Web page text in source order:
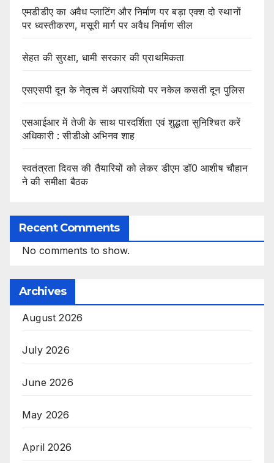
एमडीडीए का अवैध प्लाटिंग और निर्माण पर बड़ा एक्श दो स्थानों
पर ध्वस्तीकरण, मसूरी मार्ग पर अवैध निर्माण सील
सेहत की सुरक्षा, धामी सरकार की प्राथमिकता
एसएसपी दून के नेतृत्व में अपराधियो पर नकेल कसती दून पुलिस
एसआईआर में तेजी के साथ पारदर्शिता एवं शुद्धता सुनिश्चित करें
अधिकारी : सीडीओ अभिनव शाह
स्वतंत्रता दिवस की तैयारियों को लेकर डीएम डॉ0 आशीष चौहान
ने की समीक्षा बैठक
Recent Comments
No comments to show.
Archives
August 2026
July 2026
June 2026
May 2026
April 2026